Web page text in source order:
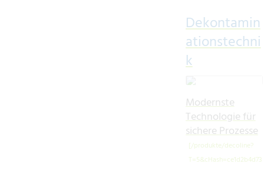
Dekontamin
ationstechni
k
Modernste
Technologie für
sichere Prozesse